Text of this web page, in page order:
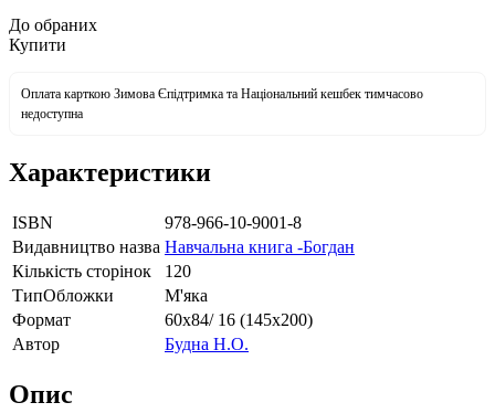
До обраних
Купити
Оплата карткою Зимова Єпідтримка та Національний кешбек тимчасово
недоступна
Характеристики
ISBN
978-966-10-9001-8
Видавництво назва Навчальна книга -Богдан
Кількість сторінок
120
ТипОбложки
М'яка
Формат
60х84/ 16 (145х200)
Автор
Будна Н.О.
Опис